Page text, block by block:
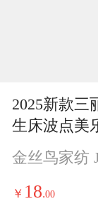
2025新款三
生床波点美
金丝鸟家纺
￥ 18.00